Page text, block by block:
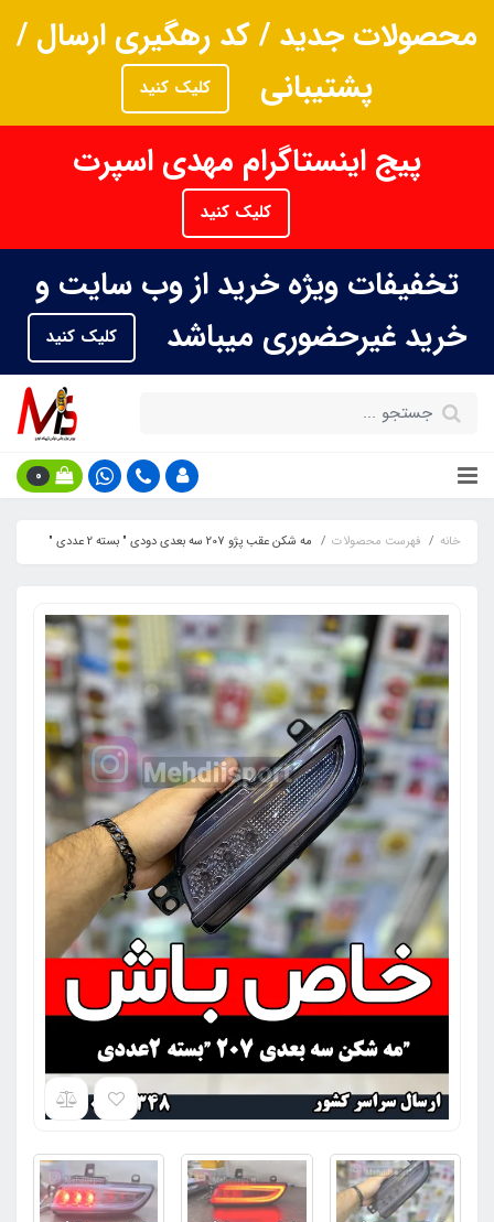
محصولات جدید / کد رهگیری ارسال /
پشتیبانی
کلیک کنید
پیج اینستاگرام مهدی اسپرت
کلیک کنید
تخفیفات ویژه خرید از وب سایت و
خرید غیرحضوری میباشد
کلیک کنید
0
خانه فهرست محصولات مه شکن عقب پژو 207 سه بعدی دودی " بسته 2 عددی "